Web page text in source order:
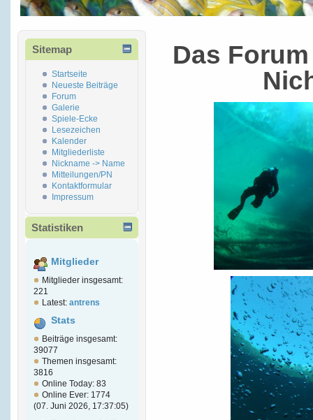
Sitemap
Startseite
Neueste Beiträge
Forum
Galerie
Spiele-Ecke
Lesezeichen
Kalender
Mitgliederliste
Nickname -> Name
Mitteilungen/PN
Kontaktformular
Impressum
Statistiken
Mitglieder
Mitglieder insgesamt:
221
Latest: antrens
Stats
Beiträge insgesamt:
39077
Themen insgesamt:
3816
Online Today: 83
Online Ever: 1774
(07. Juni 2026, 17:37:05)
Das